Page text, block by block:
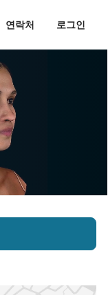
연락처 로그인